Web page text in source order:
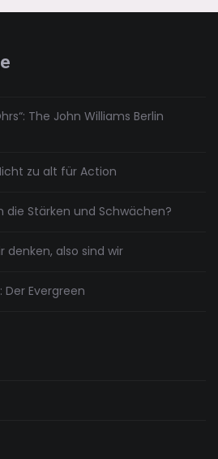
The John Williams Berlin
zu alt für Action
die Stärken und Schwächen?
denken, also sind wir
Der Evergreen